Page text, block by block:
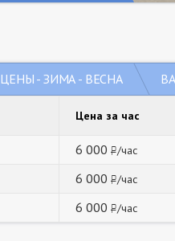
ЦЕНЫ - ЗИМА - ВЕСНА
Цена за час
6 000 /час
6 000 /час
6 000 /час